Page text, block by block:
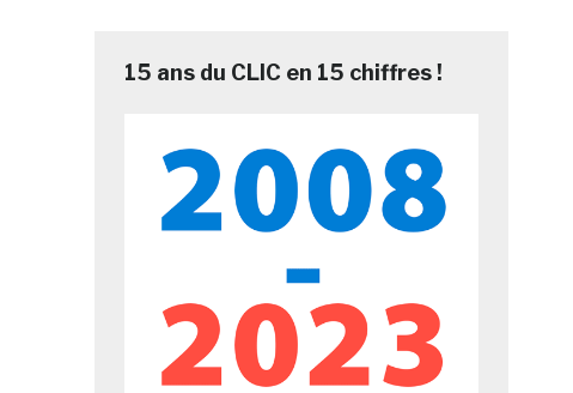
15 ans du CLIC en 15 chiffres !